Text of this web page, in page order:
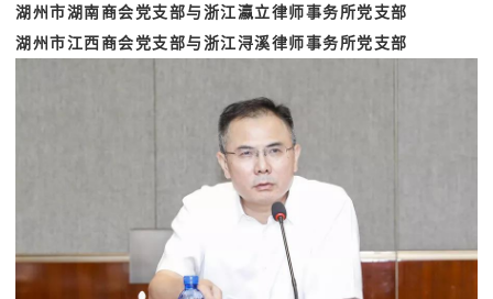
湖州市湖南商会党支部与浙江瀛立律师事务所党支部
湖州市江西商会党支部与浙江浔溪律师事务所党支部